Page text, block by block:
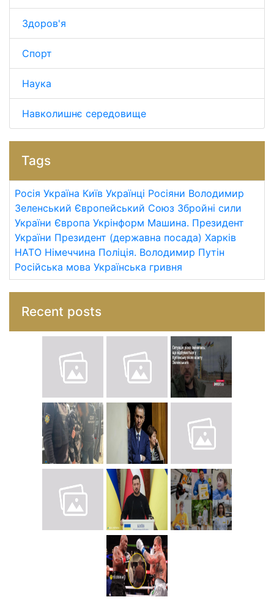
Здоров'я
Спорт
Наука
Навколишнє середовище
Tags
Росія Україна Київ Українці Росіяни Володимир
Зеленський Європейський Союз Збройні сили
України Європа Укрінформ Машина. Президент
України Президент (державна посада) Харків
НАТО Німеччина Поліція. Володимир Путін
Російська мова Українська гривня
Recent posts